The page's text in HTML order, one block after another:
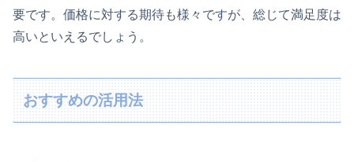
要です。価格に対する期待も様々ですが、総じて満足度は
高いといえるでしょう。
おすすめの活用法